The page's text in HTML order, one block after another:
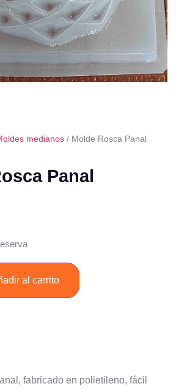
medianos / Molde Rosca Panal
Panal
al carrito
fabricado en polietileno, fácil